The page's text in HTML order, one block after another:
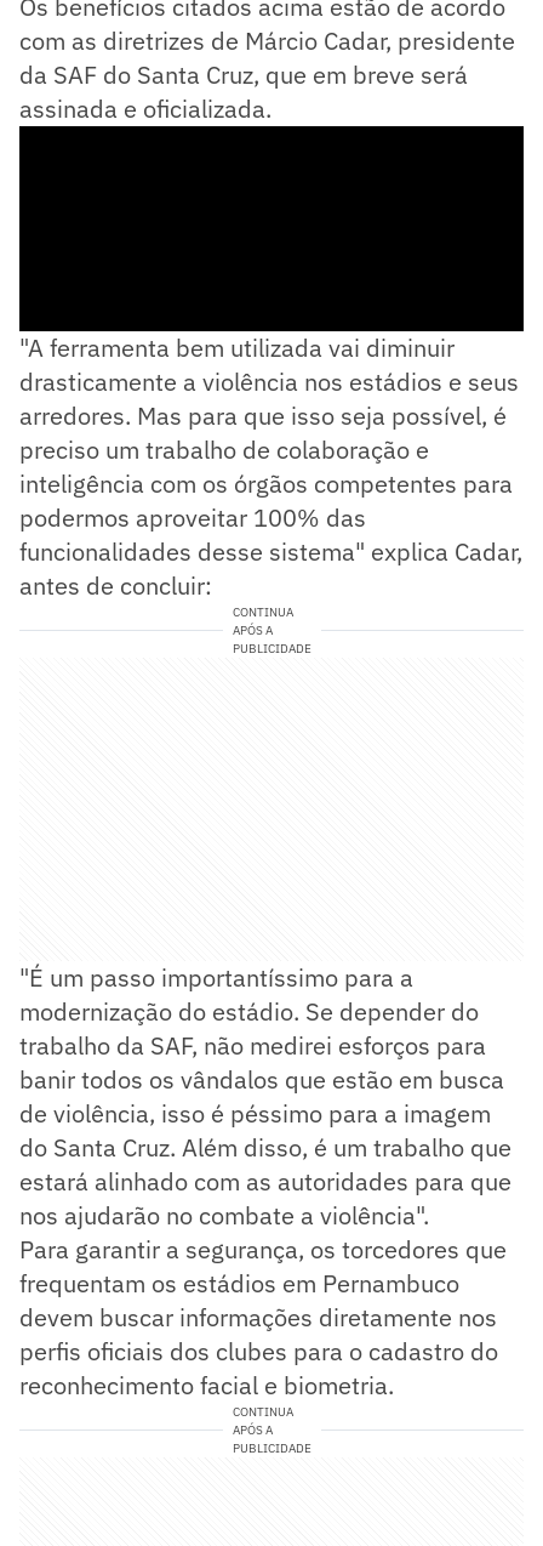
com as diretrizes de Márcio Cadar, presidente
da SAF do Santa Cruz, que em breve será
assinada e oficializada.
"A ferramenta bem utilizada vai diminuir
drasticamente a violência nos estádios e seus
arredores. Mas para que isso seja possível, é
preciso um trabalho de colaboração e
inteligência com os órgãos competentes para
podermos aproveitar 100% das
funcionalidades desse sistema" explica Cadar,
antes de concluir:
CONTINUA
APÓS A
PUBLICIDADE
"É um passo importantíssimo para a
modernização do estádio. Se depender do
trabalho da SAF, não medirei esforços para
banir todos os vândalos que estão em busca
de violência, isso é péssimo para a imagem
do Santa Cruz. Além disso, é um trabalho que
estará alinhado com as autoridades para que
nos ajudarão no combate a violência".
Para garantir a segurança, os torcedores que
frequentam os estádios em Pernambuco
devem buscar informações diretamente nos
perfis oficiais dos clubes para o cadastro do
reconhecimento facial e biometria.
CONTINUA
APÓS A
PUBLICIDADE